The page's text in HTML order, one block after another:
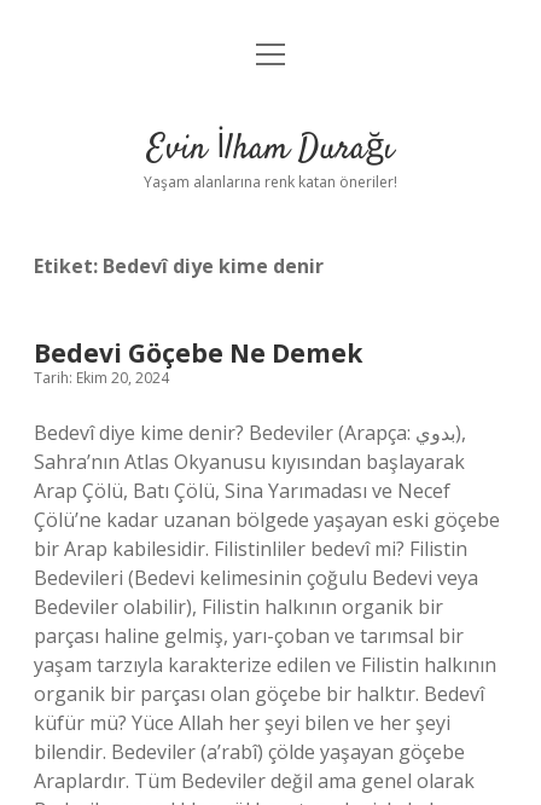
Anasayfa
Yasal Uyarı
menüyü
Evin İlham Durağı
Yaşam alanlarına renk katan öneriler!
Etiket: Bedevî diye kime denir
Bedevi Göçebe Ne Demek
Tarih: Ekim 20, 2024
Bedevî diye kime denir? Bedeviler (Arapça: بدوي),
Sahra’nın Atlas Okyanusu kıyısından başlayarak
Arap Çölü, Batı Çölü, Sina Yarımadası ve Necef
Çölü’ne kadar uzanan bölgede yaşayan eski göçebe
bir Arap kabilesidir. Filistinliler bedevî mi? Filistin
Bedevileri (Bedevi kelimesinin çoğulu Bedevi veya
Bedeviler olabilir), Filistin halkının organik bir
parçası haline gelmiş, yarı-çoban ve tarımsal bir
yaşam tarzıyla karakterize edilen ve Filistin halkının
organik bir parçası olan göçebe bir halktır. Bedevî
küfür mü? Yüce Allah her şeyi bilen ve her şeyi
bilendir. Bedeviler (a’rabî) çölde yaşayan göçebe
Araplardır. Tüm Bedeviler değil ama genel olarak